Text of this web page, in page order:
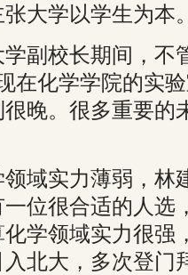
大学以学生为本
副校长期间，不
在化学学院的实
晚。很多重要的
域实力薄弱，林
位很合适的人选
学领域实力很强
北大，多次登门